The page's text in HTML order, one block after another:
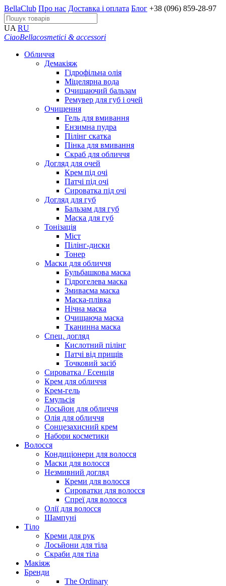
BellaClub Про нас Доставка і оплата Блог +38 (096) 859-28-97
UA RU
CiaoBellacosmetici & accessori
Обличчя
Демакіяж
Гідрофільна олія
Міцелярна вода
Очищаючий бальзам
Ремувер для губ і очей
Очищення
Гель для вмивання
Ензимна пудра
Пілінг скатка
Пінка для вмивання
Скраб для обличчя
Догляд для очей
Крем під очі
Патчі під очі
Сироватка під очі
Догляд для губ
Бальзам для губ
Маска для губ
Тонізація
Міст
Пілінг-диски
Тонер
Маски для обличчя
Бульбашкова маска
Гідрогелева маска
Змиваєма маска
Маска-плівка
Нічна маска
Очищаюча маска
Тканинна маска
Спец. догляд
Кислотний пілінг
Патчі від прищів
Точковий засіб
Сироватка / Есенція
Крем для обличчя
Крем-гель
Емульсія
Лосьйон для обличчя
Олія для обличчя
Сонцезахисний крем
Набори косметики
Волосся
Кондиціонери для волосся
Маски для волосся
Незмивний догляд
Креми для волосся
Сироватки для волосся
Спреї для волосся
Олії для волосся
Шампуні
Тіло
Креми для рук
Лосьйони для тіла
Скраби для тіла
Макіяж
Бренди
The Ordinary